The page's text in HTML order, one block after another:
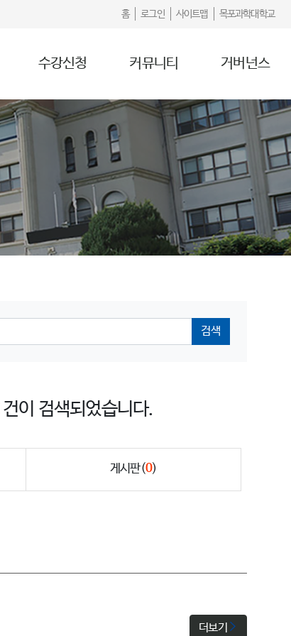
홈 로그인 사이트맵 목포과학대학교
수강신청 커뮤니티 거버넌스
검색
건이 검색되었습니다.
게시판(0)
더보기